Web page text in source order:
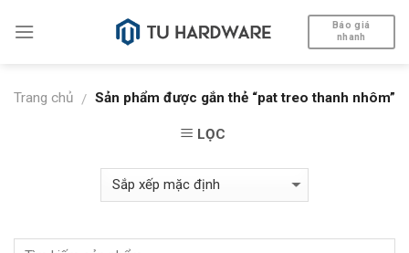
Báo giá
nhanh
Trang chủ / Sản phẩm được gắn thẻ “pat treo thanh nhôm”
LỌC